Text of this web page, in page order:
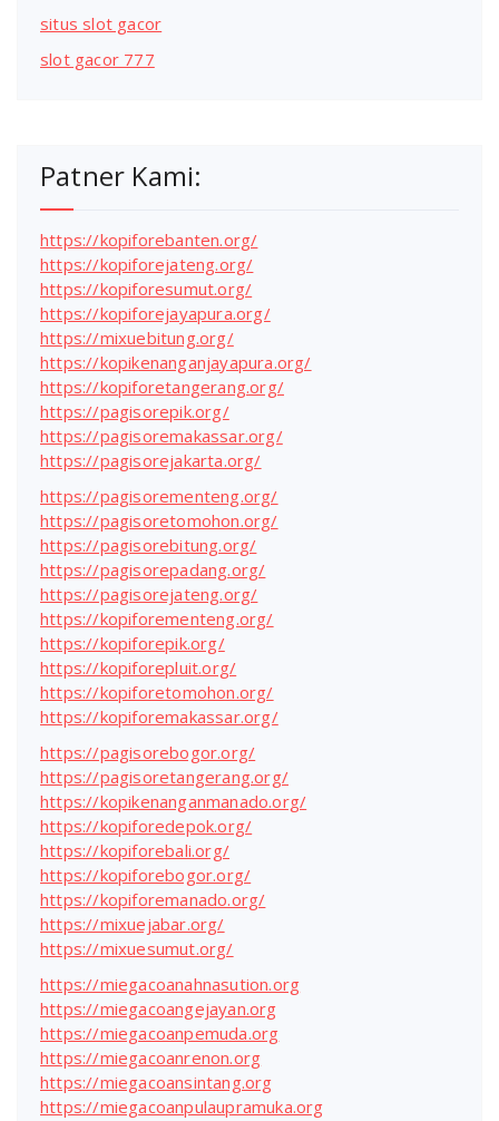
situs slot gacor
slot gacor 777
Patner Kami:
https://kopiforebanten.org/
https://kopiforejateng.org/
https://kopiforesumut.org/
https://kopiforejayapura.org/
https://mixuebitung.org/
https://kopikenanganjayapura.org/
https://kopiforetangerang.org/
https://pagisorepik.org/
https://pagisoremakassar.org/
https://pagisorejakarta.org/
https://pagisorementeng.org/
https://pagisoretomohon.org/
https://pagisorebitung.org/
https://pagisorepadang.org/
https://pagisorejateng.org/
https://kopiforementeng.org/
https://kopiforepik.org/
https://kopiforepluit.org/
https://kopiforetomohon.org/
https://kopiforemakassar.org/
https://pagisorebogor.org/
https://pagisoretangerang.org/
https://kopikenanganmanado.org/
https://kopiforedepok.org/
https://kopiforebali.org/
https://kopiforebogor.org/
https://kopiforemanado.org/
https://mixuejabar.org/
https://mixuesumut.org/
https://miegacoanahnasution.org
https://miegacoangejayan.org
https://miegacoanpemuda.org
https://miegacoanrenon.org
https://miegacoansintang.org
https://miegacoanpulaupramuka.org